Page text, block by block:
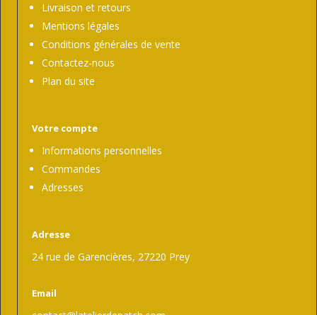
Livraison et retours
Mentions légales
Conditions générales de vente
Contactez-nous
Plan du site
Votre compte
Informations personnelles
Commandes
Adresses
Adresse
24 rue de Garencières, 27220 Prey
Email